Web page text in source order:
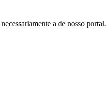
a de nosso portal.